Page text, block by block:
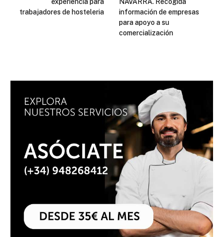
trabajadores de hosteleria
información de empresas
para apoyo a su
comercialización